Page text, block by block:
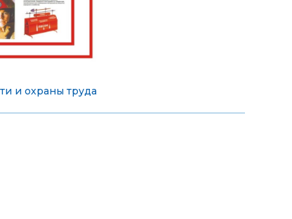
и охраны труда